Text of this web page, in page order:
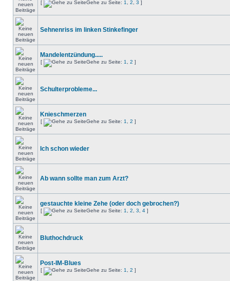
[ Gehe zu Seite: 1 2 3 ]
Sehnenriss im linken Stinkefinger
Mandelentzündung.....
[ Gehe zu Seite: 1 2 ]
Schulterprobleme...
Knieschmerzen
[ Gehe zu Seite: 1 2 ]
Ich schon wieder
Ab wann sollte man zum Arzt?
gestauchte kleine Zehe (oder doch gebrochen?)
[ Gehe zu Seite: 1 2 3 4 ]
Bluthochdruck
Post-IM-Blues
[ Gehe zu Seite: 1 2 ]